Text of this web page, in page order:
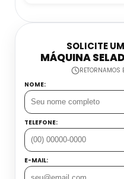
Seladora
Seladora De Gelo
Seladora De Pedal
Balança
Datador Manual
Datador Para Flow
Datador Portátil
Datadora
Datador Cetro
SOLICITE
MÁQUINA
RETORNAMOS
NOME:
TELEFONE:
E-MAIL: